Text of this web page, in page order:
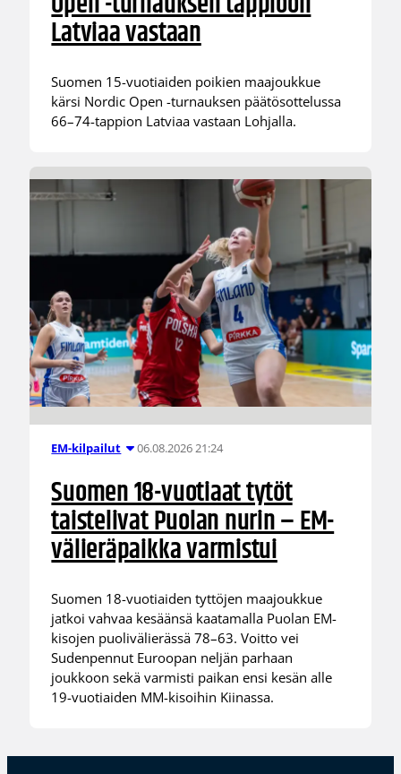
Latviaa vastaan
Suomen 15-vuotiaiden poikien maajoukkue
kärsi Nordic Open -turnauksen päätösottelussa
66–74-tappion Latviaa vastaan Lohjalla.
EM-kilpailut 06.08.2026 21:24
Suomen 18-vuotiaat tytöt
taistelivat Puolan nurin – EM-
välieräpaikka varmistui
Suomen 18-vuotiaiden tyttöjen maajoukkue
jatkoi vahvaa kesäänsä kaatamalla Puolan EM-
kisojen puolivälierässä 78–63. Voitto vei
Sudenpennut Euroopan neljän parhaan
joukkoon sekä varmisti paikan ensi kesän alle
19-vuotiaiden MM-kisoihin Kiinassa.